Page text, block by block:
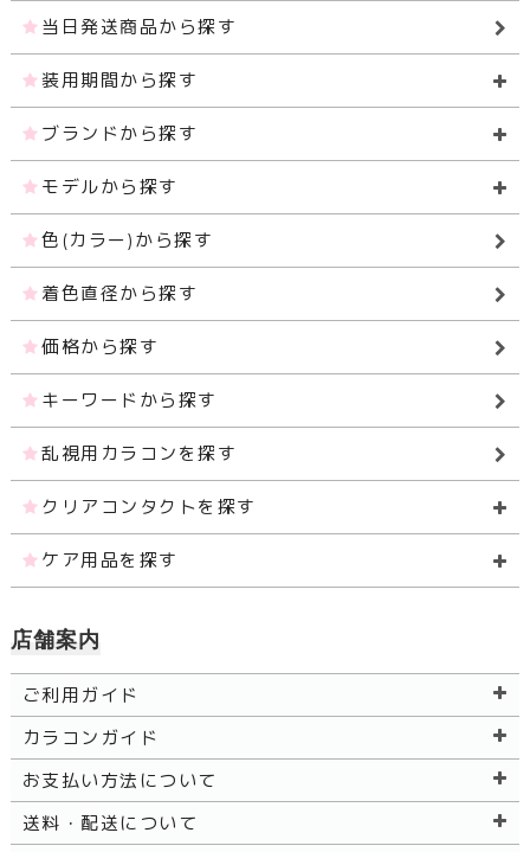
当日発送商品から探す
装用期間から探す
ブランドから探す
モデルから探す
色(カラー)から探す
着色直径から探す
価格から探す
キーワードから探す
乱視用カラコンを探す
クリアコンタクトを探す
ケア用品を探す
店舗案内
ご利用ガイド
カラコンガイド
お支払い方法について
送料・配送について